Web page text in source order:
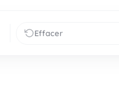
Effacer